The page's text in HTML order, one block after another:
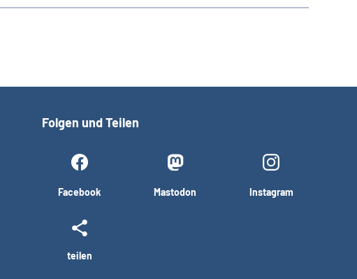
Folgen und Teilen
Facebook Mastodon Instagram
teilen